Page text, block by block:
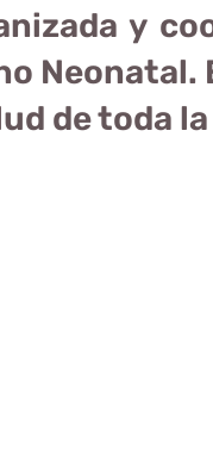
y
de toda